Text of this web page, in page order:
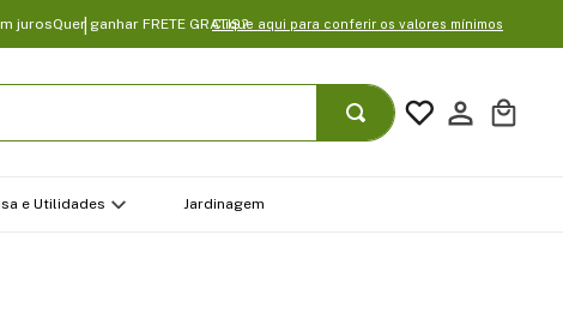
jurosQuer ganhar FRETE GRATIS?Clique aqui para conferir os valores mínimos
e Utilidades Jardinagem